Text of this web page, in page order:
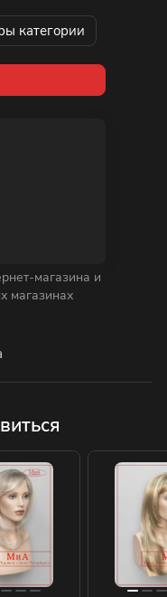
категории
магазина и
магазинах